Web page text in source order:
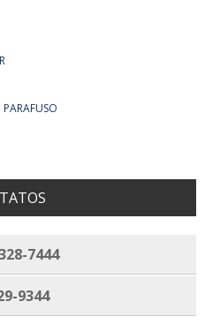
7444
9344